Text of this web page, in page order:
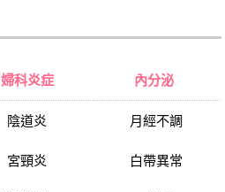
婦科炎症
陰道炎
宮頸炎
內分泌
月經不調
白帶異常